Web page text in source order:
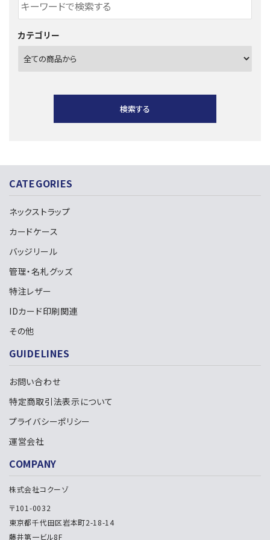
カテゴリー
検索する
キーワード
カテゴリー
CATEGORIES
ネックストラップ
カードケース
バッジリール
管理・名札グッズ
特注レザー
IDカード印刷関連
その他
GUIDELINES
お問い合わせ
特定商取引法表示について
プライバシーポリシー
運営会社
COMPANY
株式会社コクーゾ
〒101-0032
東京都千代田区岩本町2-18-14
藤井第一ビル8F